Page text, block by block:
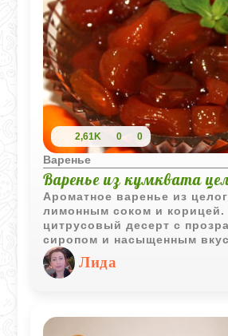
2,61K 0 0
Варенье
Варенье из кумквата
Ароматное варенье из
лимонным соком и
цитрусовый десерт с
сиропом и насыщенным
Лида